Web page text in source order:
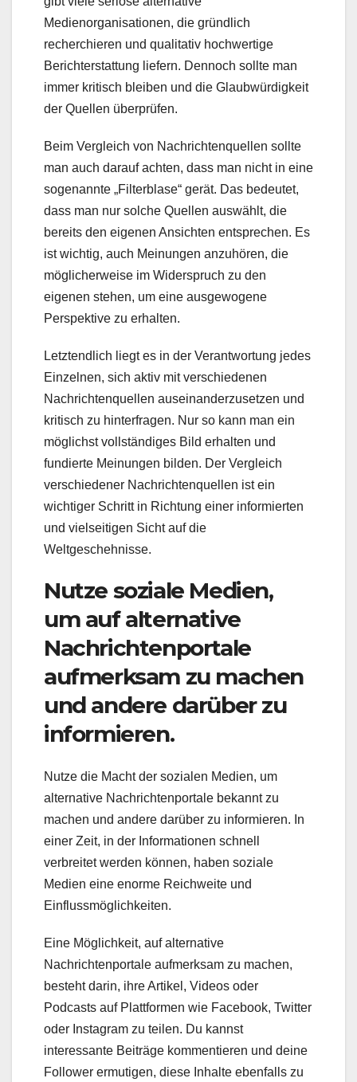
Medienorganisationen, die gründlich
recherchieren und qualitativ hochwertige
Berichterstattung liefern. Dennoch sollte man
immer kritisch bleiben und die Glaubwürdigkeit
der Quellen überprüfen.
Beim Vergleich von Nachrichtenquellen sollte
man auch darauf achten, dass man nicht in eine
sogenannte „Filterblase“ gerät. Das bedeutet,
dass man nur solche Quellen auswählt, die
bereits den eigenen Ansichten entsprechen. Es
ist wichtig, auch Meinungen anzuhören, die
möglicherweise im Widerspruch zu den
eigenen stehen, um eine ausgewogene
Perspektive zu erhalten.
Letztendlich liegt es in der Verantwortung jedes
Einzelnen, sich aktiv mit verschiedenen
Nachrichtenquellen auseinanderzusetzen und
kritisch zu hinterfragen. Nur so kann man ein
möglichst vollständiges Bild erhalten und
fundierte Meinungen bilden. Der Vergleich
verschiedener Nachrichtenquellen ist ein
wichtiger Schritt in Richtung einer informierten
und vielseitigen Sicht auf die
Weltgeschehnisse.
Nutze soziale Medien,
um auf alternative
Nachrichtenportale
aufmerksam zu machen
und andere darüber zu
informieren.
Nutze die Macht der sozialen Medien, um
alternative Nachrichtenportale bekannt zu
machen und andere darüber zu informieren. In
einer Zeit, in der Informationen schnell
verbreitet werden können, haben soziale
Medien eine enorme Reichweite und
Einflussmöglichkeiten.
Eine Möglichkeit, auf alternative
Nachrichtenportale aufmerksam zu machen,
besteht darin, ihre Artikel, Videos oder
Podcasts auf Plattformen wie Facebook, Twitter
oder Instagram zu teilen. Du kannst
interessante Beiträge kommentieren und deine
Follower ermutigen, diese Inhalte ebenfalls zu